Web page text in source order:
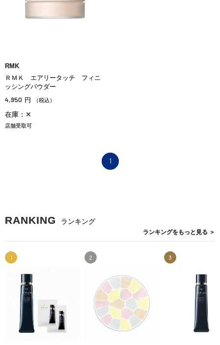
RMK
ＲＭＫ エアリータッチ フィニ
ッシングパウダー
4,950 円 （税込）
在庫：✕
店舗受取可
1
RANKING ランキング
ランキングをもっと見る ＞
1 2 3